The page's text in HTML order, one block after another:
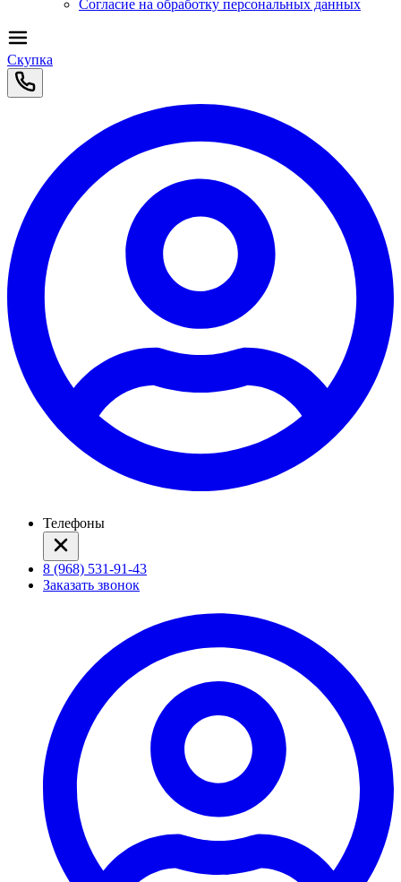
Согласие на обработку персональных данных
Скупка
Телефоны
8 (968) 531-91-43
Заказать звонок